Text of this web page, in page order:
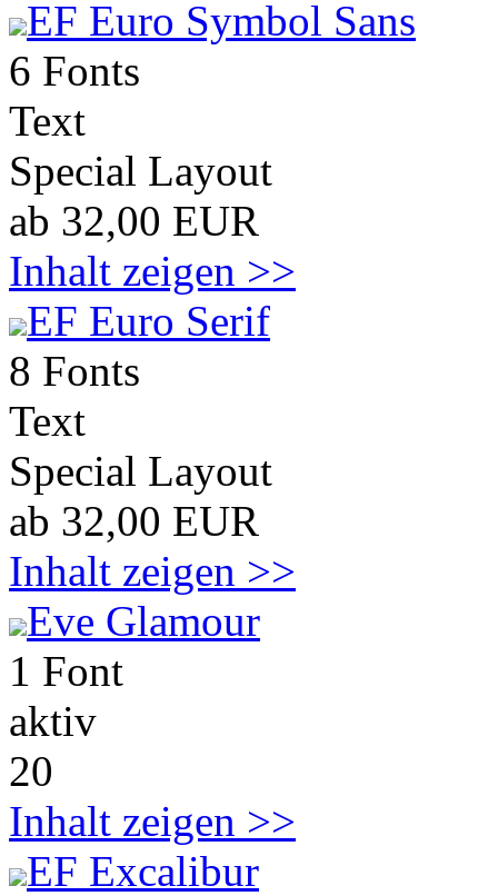
EF Euro Symbol Sans
6 Fonts
Text
Special Layout
ab 32,00 EUR
Inhalt zeigen >>
EF Euro Serif
8 Fonts
Text
Special Layout
ab 32,00 EUR
Inhalt zeigen >>
Eve Glamour
1 Font
aktiv
20
Inhalt zeigen >>
EF Excalibur